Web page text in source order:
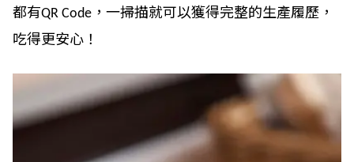
都有QR Code ，一掃描就可以獲得完整的生產履歷，
吃得更安心！